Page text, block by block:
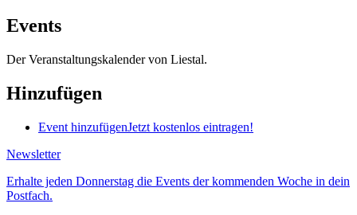
Events
Der Veranstaltungskalender von Liestal.
Hinzufügen
Event hinzufügenJetzt kostenlos eintragen!
Newsletter
Erhalte jeden Donnerstag die Events der kommenden Woche in dein
Postfach.